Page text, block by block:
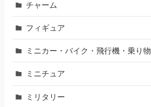
チャーム
フィギュア
ミニカー・バイク・飛行機・乗り物
ミニチュア
ミリタリー